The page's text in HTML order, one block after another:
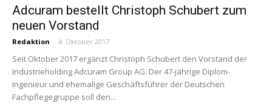
Adcuram bestellt Christoph Schubert zum
neuen Vorstand
Redaktion - 4. Oktober 2017
Seit Oktober 2017 ergänzt Christoph Schubert den Vorstand der
Industrieholding Adcuram Group AG. Der 47-jährige Diplom-
Ingenieur und ehemalige Geschäftsführer der Deutschen
Fachpflegegruppe soll den...